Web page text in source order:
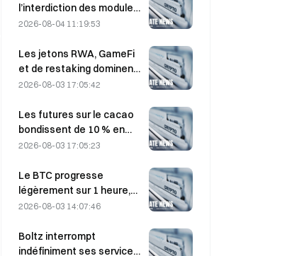
l’interdiction des modules
optiques chinois pour
Xinyuan pourrait subir un
impact sur 27 % de sa part
de marché.
2026-08-04 11:19:53
Les jetons RWA, GameFi
et de restaking dominent
les performances du
2026-08-03 17:05:42
Les futures sur le cacao
bondissent de 10 % en
raison de préoccupations
rapprochent de 6 000
dollars la tonne
2026-08-03 17:05:23
Le BTC progresse
légèrement sur 1 heure,
+0,12 % : l’apaisement
l’alignement des
indicateurs macro
2026-08-03 14:07:46
Boltz interrompt
indéfiniment ses services